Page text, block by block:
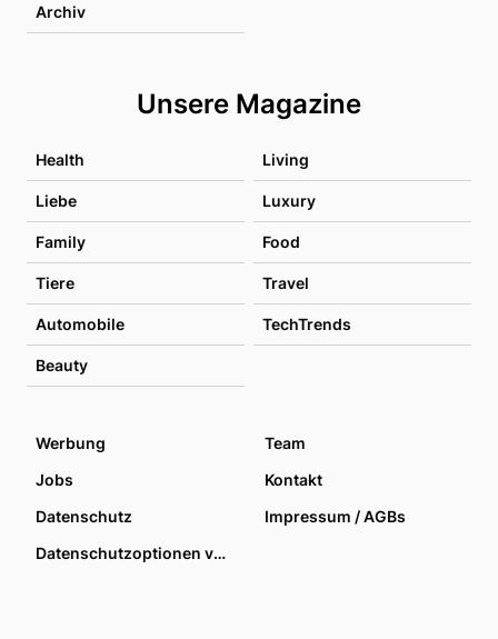
Archiv
Unsere Magazine
Health Living
Liebe Luxury
Family Food
Tiere Travel
Automobile TechTrends
Beauty
Werbung
Team
Jobs
Kontakt
Datenschutz
Impressum / AGBs
Datenschutzoptionen verwalten